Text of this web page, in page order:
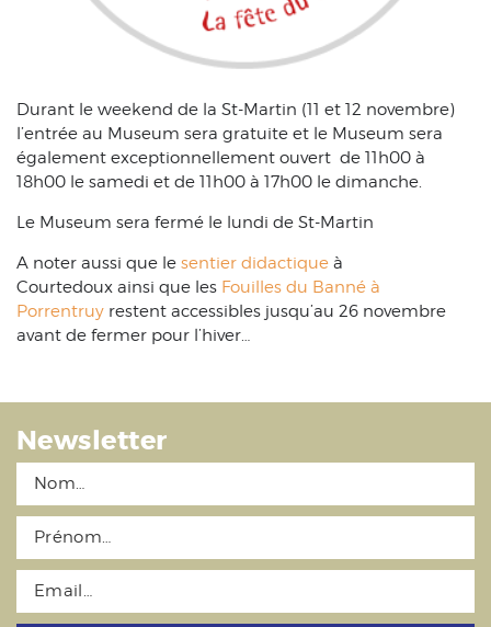
Durant le weekend de la St-Martin (11 et 12 novembre)
l’entrée au Museum sera gratuite et le Museum sera
également exceptionnellement ouvert de 11h00 à
18h00 le samedi et de 11h00 à 17h00 le dimanche.
Le Museum sera fermé le lundi de St-Martin
A noter aussi que le sentier didactique à
Courtedoux ainsi que les Fouilles du Banné à
Porrentruy restent accessibles jusqu’au 26 novembre
avant de fermer pour l’hiver…
Newsletter